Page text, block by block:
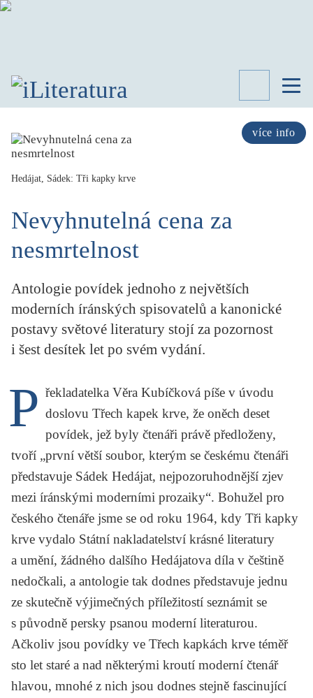
více info
LITERATURY
PŘEHLED
PORTRÉT
KRITIKA PŘEKLADU
UKÁZKA
SLOUPEK
ILIGLOSA
Hedájat, Sádek: Tři kapky krve
Nevyhnutelná cena za
nesmrtelnost
Antologie povídek jednoho z největších
moderních íránských spisovatelů a kanonické
postavy světové literatury stojí za pozornost
i šest desítek let po svém vydání.
P řekladatelka Věra Kubíčková píše v úvodu
doslovu Třech kapek krve, že oněch deset
povídek, jež byly čtenáři právě předloženy,
tvoří „první větší soubor, kterým se českému čtenáři
představuje Sádek Hedájat, nejpozoruhodnější zjev
mezi íránskými moderními prozaiky“. Bohužel pro
českého čtenáře jsme se od roku 1964, kdy Tři kapky
krve vydalo Státní nakladatelství krásné literatury
a umění, žádného dalšího Hedájatova díla v češtině
nedočkali, a antologie tak dodnes představuje jednu
ze skutečně výjimečných příležitostí seznámit se
s původně persky psanou moderní literaturou.
Ačkoliv jsou povídky ve Třech kapkách krve téměř
sto let staré a nad některými kroutí moderní čtenář
hlavou, mnohé z nich jsou dodnes stejně fascinující